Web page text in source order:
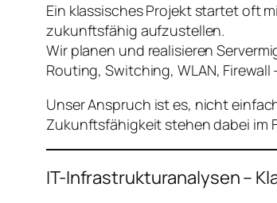
Ein klassisches Projekt startet oft
zukunftsfähig aufzustellen.
Wir planen und realisieren
Routing, Switching, WLAN,
Unser Anspruch ist es, nicht
Zukunftsfähigkeit stehen dabei im
IT-Infrastrukturanalysen –